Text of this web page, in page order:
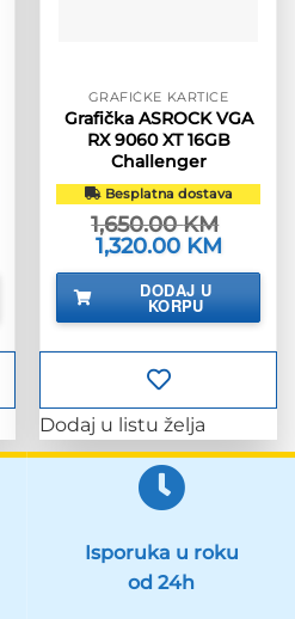
GRAFIČKE KARTICE
Grafička ASROCK VGA
RX 9060 XT 16GB
Challenger
Besplatna dostava
1,650.00KM
Izvorna
cijena
bila
1,650.00 KM.
1,320.00 KM
je:
DODAJ U
KORPU
Dodaj u listu želja
Isporuka u roku
od 24h